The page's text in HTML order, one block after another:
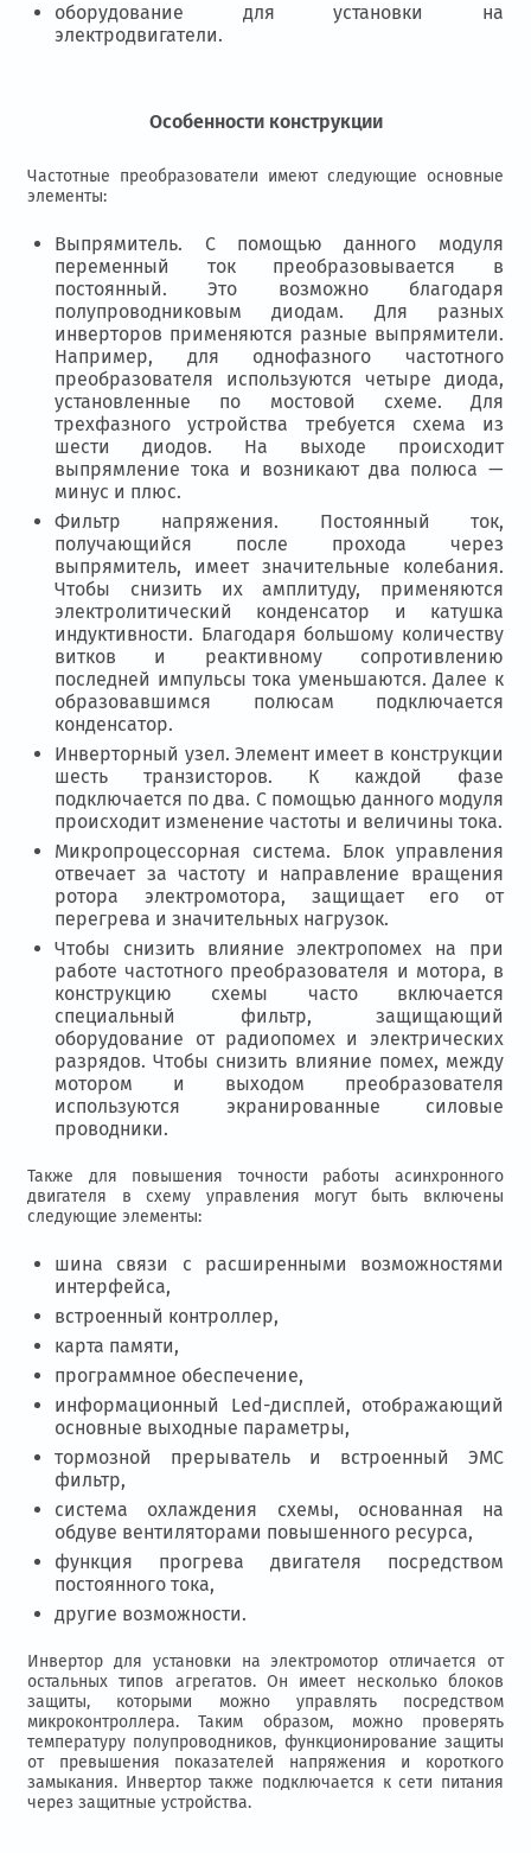
оборудование для установки на
электродвигатели.
Особенности конструкции
Частотные преобразователи имеют следующие основные
элементы:
Выпрямитель. С помощью данного модуля
переменный ток преобразовывается в
постоянный. Это возможно благодаря
полупроводниковым диодам. Для разных
инверторов применяются разные выпрямители.
Например, для однофазного частотного
преобразователя используются четыре диода,
установленные по мостовой схеме. Для
трехфазного устройства требуется схема из
шести диодов. На выходе происходит
выпрямление тока и возникают два полюса —
минус и плюс.
Фильтр напряжения. Постоянный ток,
получающийся после прохода через
выпрямитель, имеет значительные колебания.
Чтобы снизить их амплитуду, применяются
электролитический конденсатор и катушка
индуктивности. Благодаря большому количеству
витков и реактивному сопротивлению
последней импульсы тока уменьшаются. Далее к
образовавшимся полюсам подключается
конденсатор.
Инверторный узел. Элемент имеет в конструкции
шесть транзисторов. К каждой фазе
подключается по два. С помощью данного модуля
происходит изменение частоты и величины тока.
Микропроцессорная система. Блок управления
отвечает за частоту и направление вращения
ротора электромотора, защищает его от
перегрева и значительных нагрузок.
Чтобы снизить влияние электропомех на при
работе частотного преобразователя и мотора, в
конструкцию схемы часто включается
специальный фильтр, защищающий
оборудование от радиопомех и электрических
разрядов. Чтобы снизить влияние помех, между
мотором и выходом преобразователя
используются экранированные силовые
проводники.
Также для повышения точности работы асинхронного
двигателя в схему управления могут быть включены
следующие элементы:
шина связи с расширенными возможностями
интерфейса,
встроенный контроллер,
карта памяти,
программное обеспечение,
информационный Led-дисплей, отображающий
основные выходные параметры,
тормозной прерыватель и встроенный ЭМС
фильтр,
система охлаждения схемы, основанная на
обдуве вентиляторами повышенного ресурса,
функция прогрева двигателя посредством
постоянного тока,
другие возможности.
Инвертор для установки на электромотор отличается от
остальных типов агрегатов. Он имеет несколько блоков
защиты, которыми можно управлять посредством
микроконтроллера. Таким образом, можно проверять
температуру полупроводников, функционирование защиты
от превышения показателей напряжения и короткого
замыкания. Инвертор также подключается к сети питания
через защитные устройства.